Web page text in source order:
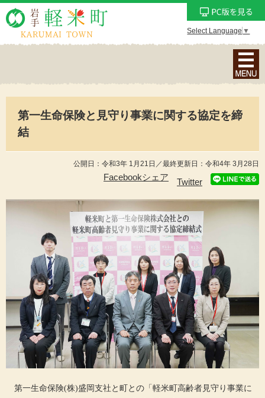
Select Language ▼
ナ
ビ
シ
メ
ニ
ー
第一生命保険と見守り事業に関する協定を締
結
公開日：令和3年 1月21日／最終更新日：令和4年 3月28日
Facebookシェア Twitter
第一生命保険(株)盛岡支社と町との「軽米町高齢者見守り事業に